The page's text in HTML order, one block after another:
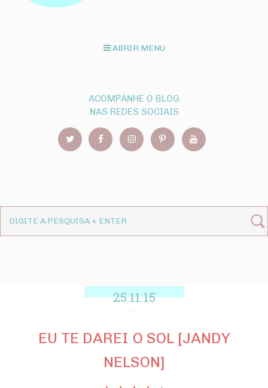
ABRIR MENU
ACOMPANHE O BLOG
NAS REDES SOCIAIS
25.11.15
EU TE DAREI O SOL [JANDY
NELSON]